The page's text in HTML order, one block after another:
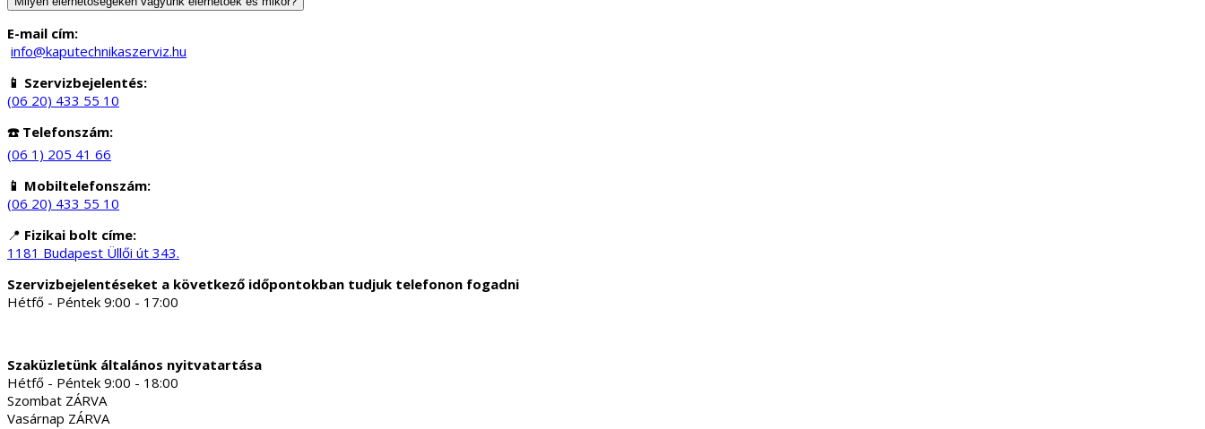
E-mail cím:
info@kaputechnikaszerviz.hu
📱 Szervizbejelentés:
(06 20) 433 55 10
☎️ Telefonszám:
(06 1) 205 41 66
📱 Mobiltelefonszám:
(06 20) 433 55 10
📍 Fizikai bolt címe:
1181 Budapest Üllői út 343.
Szervizbejelentéseket a következő időpontokban tudjuk telefonon fogadni
Hétfő - Péntek 9:00 - 17:00
Szaküzletünk általános nyitvatartása
Hétfő - Péntek 9:00 - 18:00
Szombat ZÁRVA
Vasárnap ZÁRVA